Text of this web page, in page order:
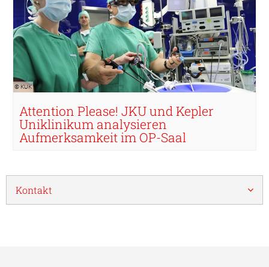
© KUK
Attention Please! JKU und Kepler
Uniklinikum analysieren
Aufmerksamkeit im OP-Saal
Kontakt